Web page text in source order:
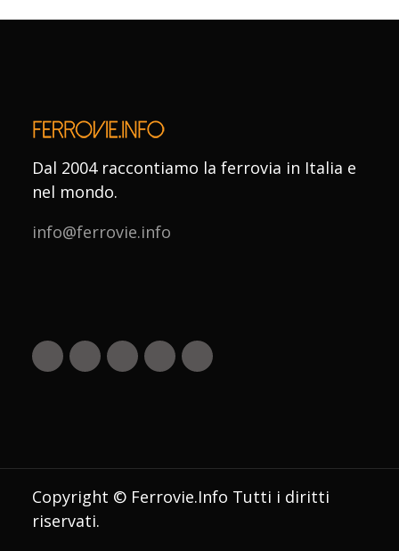
Dal 2004 raccontiamo la ferrovia in Italia e
nel mondo.
info@ferrovie.info
Copyright © Ferrovie.Info Tutti i diritti
riservati.